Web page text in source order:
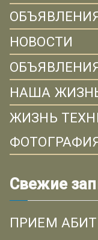
НОВОСТИ
НАША
ЖИЗНЬ
Свежие
ПРИЕМ